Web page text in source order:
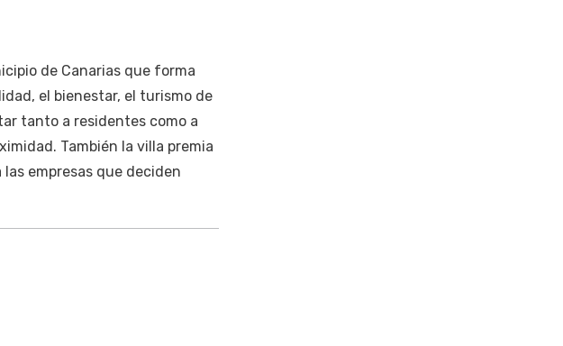
de Canarias que forma
el bienestar, el turismo de
tanto a residentes como a
También la villa premia
empresas que deciden